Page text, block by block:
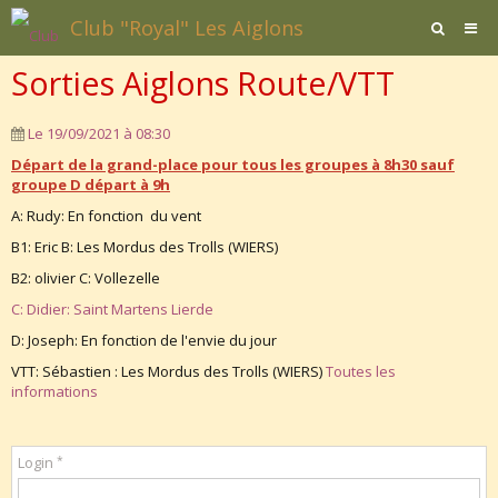
Club "Royal" Les Aiglons
Page d'accueil
Agenda
Contact / Formulaires
Affiliation
Documents
Sorties Aiglons Route/VTT
Le 19/09/2021 à 08:30
Départ de la grand-place pour tous les groupes à 8h30 sauf
groupe D départ à 9h
A: Rudy: En fonction du vent
B1: Eric B: Les Mordus des Trolls (WIERS)
B2: olivier C: Vollezelle
C: Didier: Saint Martens Lierde
D: Joseph: En fonction de l'envie du jour
VTT: Sébastien : Les Mordus des Trolls (WIERS)Toutes les
informations
Login